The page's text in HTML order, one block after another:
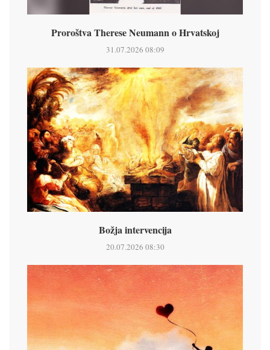
Proroštva Therese Neumann o Hrvatskoj
31.07.2026 08:09
Božja intervencija
20.07.2026 08:30